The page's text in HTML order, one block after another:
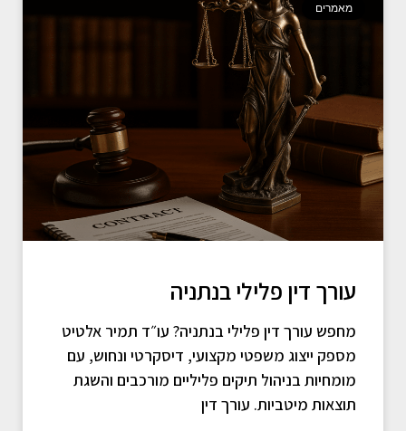
מאמרים
עורך דין פלילי בנתניה
מחפש עורך דין פלילי בנתניה? עו״ד תמיר אלטיט
מספק ייצוג משפטי מקצועי, דיסקרטי ונחוש, עם
מומחיות בניהול תיקים פליליים מורכבים והשגת
תוצאות מיטביות. עורך דין